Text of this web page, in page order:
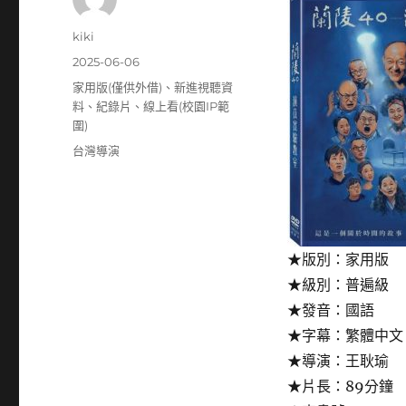
★版別：家用版
★級別：普遍級
★發音：國語
★字幕：繁體中文
★導演：王耿瑜
★片長：89分鐘
作
kiki
發
佈
日
期:
2025-06-06
分
類
家用版(僅供外借) 、新進視聽資
料 、紀錄片 、線上看(校園IP範
圍)
標
台灣導演